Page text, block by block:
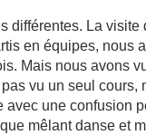
différentes. La visite
en équipes, nous
Mais nous avons
vu un seul
une confusion
mêlant danse et